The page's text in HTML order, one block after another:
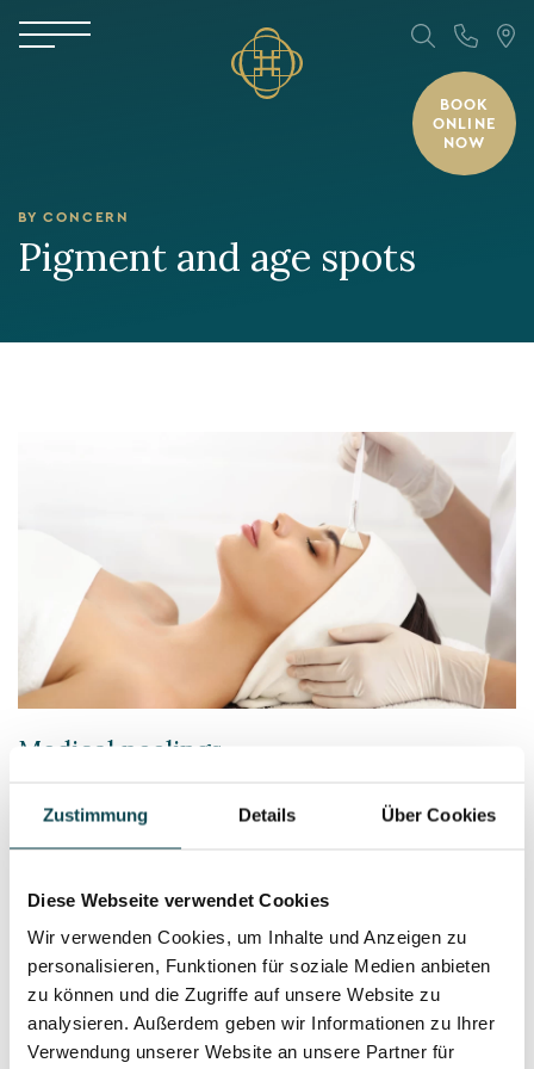
Zustimmung Details Über Cookies
Diese Webseite verwendet Cookies
Wir verwenden Cookies, um Inhalte und Anzeigen zu
personalisieren, Funktionen für soziale Medien anbieten
zu können und die Zugriffe auf unsere Website zu
analysieren. Außerdem geben wir Informationen zu Ihrer
Verwendung unserer Website an unsere Partner für
BOOK
ONLINE
NOW
BY CONCERN
Pigment and age spots
Medical peelings